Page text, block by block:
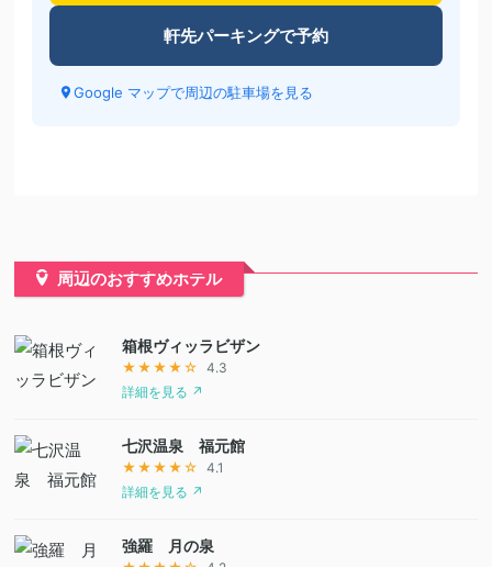
軒先パーキングで予約
Google マップで周辺の駐車場を見る
周辺のおすすめホテル
箱根ヴィッラビザン
★★★★☆
4.3
詳細を見る ↗
七沢温泉 福元館
★★★★☆
4.1
詳細を見る ↗
強羅 月の泉